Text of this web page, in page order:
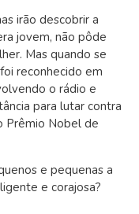
irão descobrir a
jovem, não pôde
Mas quando se
reconhecido em
o rádio e
para lutar contra
Prêmio Nobel de
e pequenas a
e corajosa?